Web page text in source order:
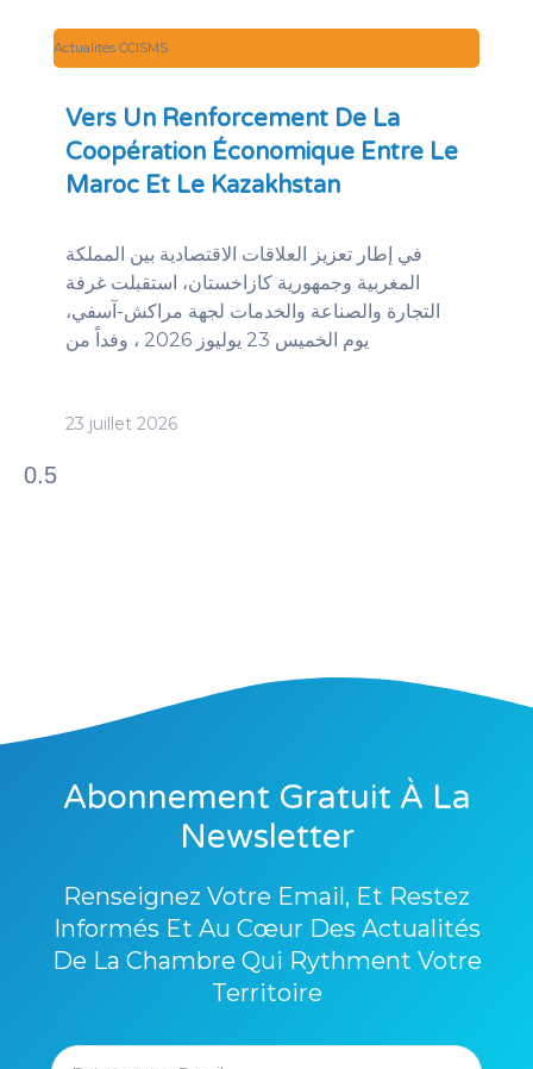
Actualités CCISMS
Vers Un Renforcement De La
Coopération Économique Entre Le
Maroc Et Le Kazakhstan
في إطار تعزيز العلاقات الاقتصادية بين المملكة
المغربية وجمهورية كازاخستان، استقبلت غرفة
التجارة والصناعة والخدمات لجهة مراكش-آسفي،
يوم الخميس 23 يوليوز 2026 ، وفداً من
23 juillet 2026
Abonnement Gratuit À La
Newsletter
Renseignez Votre Email, Et Restez
Informés Et Au Cœur Des Actualités
De La Chambre Qui Rythment Votre
Territoire